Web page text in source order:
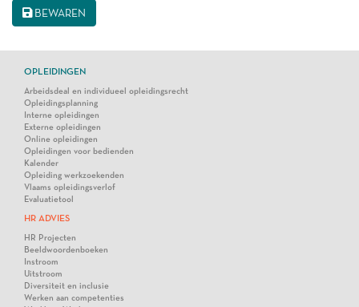
BEWAREN
OPLEIDINGEN
Arbeidsdeal en individueel opleidingsrecht
Opleidingsplanning
Interne opleidingen
Externe opleidingen
Online opleidingen
Opleidingen voor bedienden
Kalender
Opleiding werkzoekenden
Vlaams opleidingsverlof
Evaluatietool
HR ADVIES
HR Projecten
Beeldwoordenboeken
Instroom
Uitstroom
Diversiteit en inclusie
Werken aan competenties